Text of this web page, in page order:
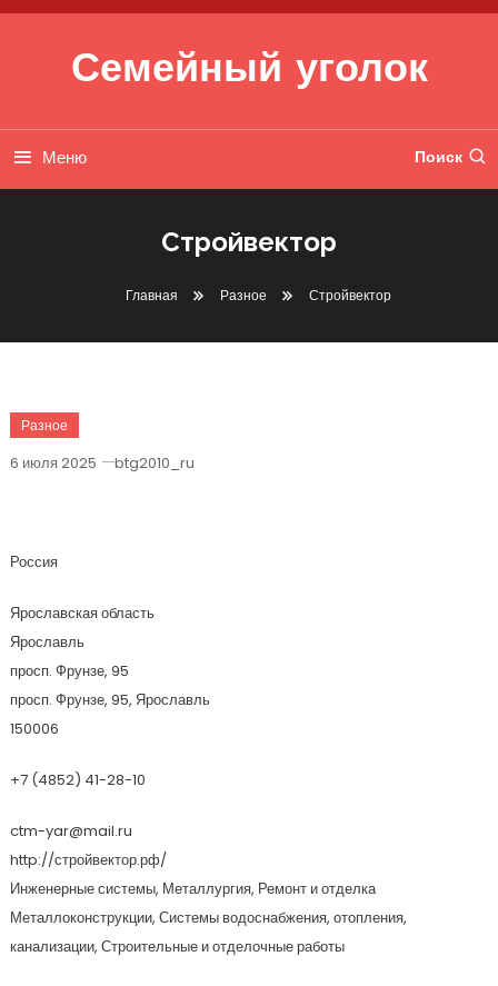
Перейти к содержимому
Семейный уголок
Меню Поиск
Стройвектор
Главная Разное Стройвектор
Разное
6 июля 2025 btg2010_ru
Россия
Ярославская область
Ярославль
просп. Фрунзе, 95
просп. Фрунзе, 95, Ярославль
150006
+7 (4852) 41-28-10
ctm-yar@mail.ru
http://стройвектор.рф/
Инженерные системы, Металлургия, Ремонт и отделка
Металлоконструкции, Системы водоснабжения, отопления,
канализации, Строительные и отделочные работы